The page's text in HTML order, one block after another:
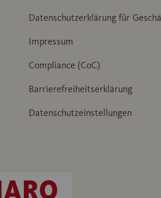
Datenschutzerklärung für
Impressum
Compliance (CoC)
Barrierefreiheitserklärung
Datenschutzeinstellungen